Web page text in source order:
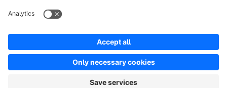
Terms & ConditionsPrivacyLegal notice
Copyright © shopware AG - All rights reserved